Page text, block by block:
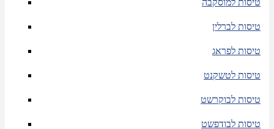
טיסות למוסקבה
טיסות לברלין
טיסות לפראג
טיסות לטשקנט
טיסות לבוקרשט
טיסות לבודפשט